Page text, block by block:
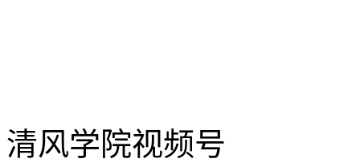
清风学院视频号